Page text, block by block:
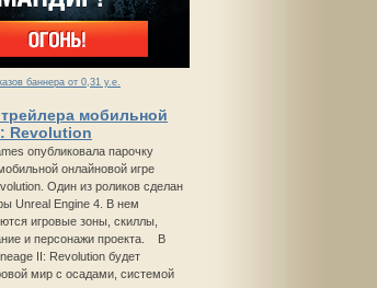
баннера от 0,31 у.е.
мобильной
Revolution
опубликовала парочку
онлайновой игре
Один из роликов сделан
Unreal Engine 4. В нем
игровые зоны, скиллы,
и персонажи проекта. В
II: Revolution будет
мир с осадами, системой